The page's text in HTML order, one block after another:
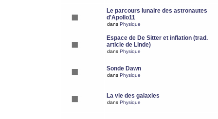
Le parcours lunaire des astronautes
d'Apollo11
dans Physique
Espace de De Sitter et inflation (trad.
article de Linde)
dans Physique
Sonde Dawn
dans Physique
La vie des galaxies
dans Physique